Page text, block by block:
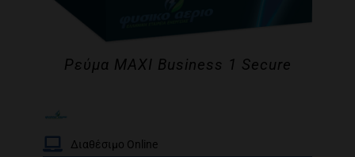
Ρεύμα MAXI Business 1 Secure
Διαθέσιμο Online